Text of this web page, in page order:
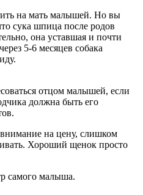
на мать малышей. Но вы
сука шпица после родов
она уставшая и почти
5-6 месяцев собака
отцом малышей, если
должна быть его
на цену, слишком
Хороший щенок просто
самого малыша.